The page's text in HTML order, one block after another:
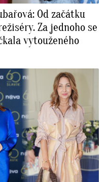
Od začátku
Za jednoho se
vytouženého